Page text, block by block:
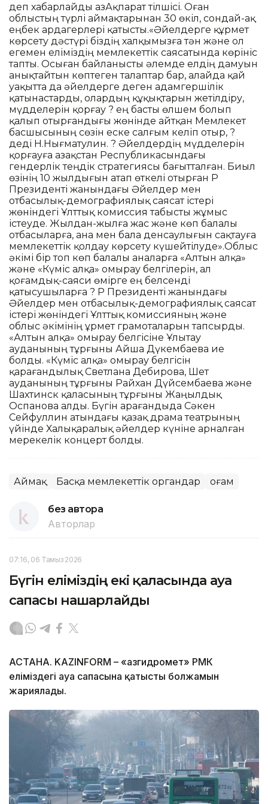
деп хабарлайды ҚазАқпарат тілшісі. Оған
облыстың түрлі аймақтарынан 30 өкіл, сондай-ақ
еңбек ардагерлері қатысты.«Әйелдерге құрмет
көрсету дәстүрі біздің халқымызға тән және ол
егемен еліміздің мемлекеттік саясатында көрініс
тапты. Осыған байланысты әлемде елдің дамуын
анықтайтын көптеген талаптар бар, алайда қай
уақытта да әйелдерге деген адамгершілік
қатынастарды, олардың құқықтарын жетілдіру,
мүдделерін қорғау ? ең басты өлшем болып
қалып отырғандығы жөнінде айтқан Мемлекет
басшысының сөзін еске салғым келіп отыр, ?
деді Н.Нығматулин. ? Әйелдердің мүдделерін
қорғауға Қазақстан Республикасындағы
гендерлік теңдік стратегиясы бағытталған. Биыл
өзінің 10 жылдығын атап өткелі отырған ҚР
Президенті жанындағы Әйелдер мен
отбасылық-демографиялық саясат істері
жөніндегі Ұлттық комиссия табысты жұмыс
істеуде. Жылдан-жылға жас және көп балалы
отбасыларға, ана мен бала денсаулығын сақтауға
мемлекеттік қолдау көрсету күшейтілуде».Облыс
әкімі бір топ көп балалы аналарға «Алтын алқа»
және «Күміс алқа» омырау белгілерін, ал
қоғамдық-саяси өмірге ең белсенді
қатысушыларға ? ҚР Президенті жанындағы
Әйелдер мен отбасылық-демографиялық саясат
істері жөніндегі Ұлттық комиссияның және
облыс әкімінің Құрмет грамоталарын тапсырды.
«Алтын алқа» омырау белгісіне Ұлытау
ауданының тұрғыны Айша Дүкембаева ие
болды. «Күміс алқа» омырау белгісін
қарағандылық Светлана Дебирова, Шет
ауданының тұрғыны Райхан Дүйсембаева және
Шахтинск қаласының тұрғыны Жаңылдық
Оспанова алды. Бүгін Қарағандыда Сәкен
Сейфуллин атындағы қазақ драма театрының
үйінде Халықаралық әйелдер күніне арналған
мерекелік концерт болды.
Аймақ Басқа мемлекеттік органдар Қоғам
без автора
Авторлар
07:16, 06 Тамыз 2026
Бүгін еліміздің екі қаласында ауа
сапасы нашарлайды
АСТАНА. KAZINFORM – «Қазгидромет» РМК
еліміздегі ауа сапасына қатысты болжамын
жариялады.